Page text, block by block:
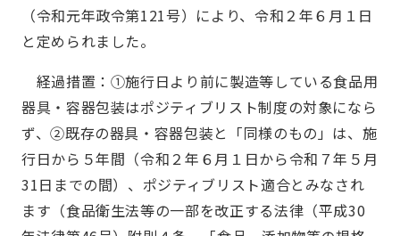
（令和元年政令第121号）により、令和２年６月１日
と定められました。
経過措置：①施行日より前に製造等している食品用
器具・容器包装はポジティブリスト制度の対象になら
ず、②既存の器具・容器包装と「同様のもの」は、施
行日から５年間（令和２年６月１日から令和７年５月
31日までの間）、ポジティブリスト適合とみなされ
ます（食品衛生法等の一部を改正する法律（平成30